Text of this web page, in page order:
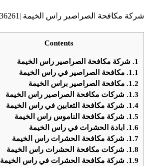
شركة مكافحة الصراصير راس الخيمة |0507036261| الرحاب
Contents
1. شركة مكافحة الصراصير راس الخيمة
1.1. مكافحة الصراصير في راس الخيمة
1.2. مكافحة الصراصير براس الخيمة
1.3. شركات مكافحة الصراصير راس الخيمة
1.4. شركة مكافحة الثعابين في راس الخيمة
1.5. شركة مكافحة الناموس راس الخيمة
1.6.
ابادة الحشرات في راس الخيمة
1.7. شركة مكافحة الحشرات راس الخيمة
1.8. شركات مكافحة الحشرات راس الخيمة
1.9. شركة مكافحة الحشرات في راس الخيمة